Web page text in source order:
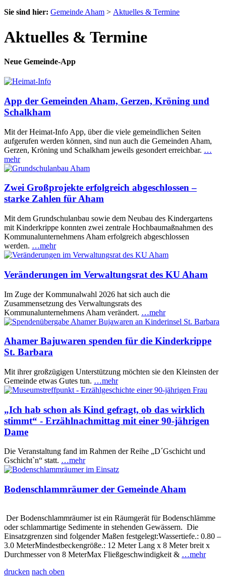
Sie sind hier: Gemeinde Aham > Aktuelles & Termine
Aktuelles & Termine
Neue Gemeinde-App
App der Gemeinden Aham, Gerzen, Kröning und
Schalkham
Mit der Heimat-Info App, über die viele gemeindlichen Seiten
aufgerufen werden können, sind nun auch die Gemeinden Aham,
Gerzen, Kröning und Schalkham jeweils gesondert erreichbar. …
mehr
Zwei Großprojekte erfolgreich abgeschlossen –
starke Zahlen für Aham
Mit dem Grundschulanbau sowie dem Neubau des Kindergartens
mit Kinderkrippe konnten zwei zentrale Hochbaumaßnahmen des
Kommunalunternehmens Aham erfolgreich abgeschlossen
werden. …mehr
Veränderungen im Verwaltungsrat des KU Aham
Im Zuge der Kommunalwahl 2026 hat sich auch die
Zusammensetzung des Verwaltungsrats des
Kommunalunternehmens Aham verändert. …mehr
Ahamer Bajuwaren spenden für die Kinderkrippe
St. Barbara
Mit ihrer großzügigen Unterstützung möchten sie den Kleinsten der
Gemeinde etwas Gutes tun. …mehr
„Ich hab schon als Kind gefragt, ob das wirklich
stimmt“ - Erzählnachmittag mit einer 90-jährigen
Dame
Die Veranstaltung fand im Rahmen der Reihe „D´Gschicht und
Gschicht`n“ statt. …mehr
Bodenschlammräumer der Gemeinde Aham
Der Bodenschlammräumer ist ein Räumgerät für Bodenschlämme
oder schlammartige Sedimente in stehenden Gewässern. Die
Einsatzgrenzen sind folgender Maßen festgelegt:Wassertiefe.: 0.80 –
3.0 MeterMindestbeckengröße.: 12 Meter Lang x 8 Meter breit x
Durchmesser von 8 MeterMax Fließgeschwindigkeit & …mehr
drucken nach oben